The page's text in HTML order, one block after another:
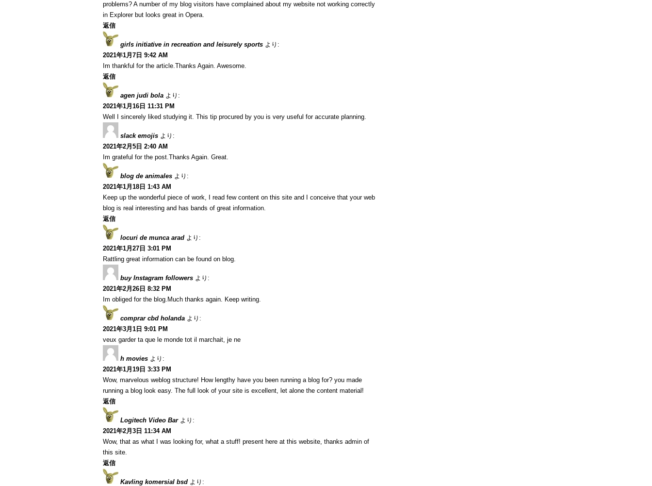
problems? A number of my blog visitors have complained about my website not working correctly
in Explorer but looks great in Opera.
返信
girls initiative in recreation and leisurely sports より:
2021年1月7日 9:42 AM
Im thankful for the article.Thanks Again. Awesome.
返信
agen judi bola より:
2021年1月16日 11:31 PM
Well I sincerely liked studying it. This tip procured by you is very useful for accurate planning.
slack emojis より:
2021年2月5日 2:40 AM
Im grateful for the post.Thanks Again. Great.
blog de animales より:
2021年1月18日 1:43 AM
Keep up the wonderful piece of work, I read few content on this site and I conceive that your web
blog is real interesting and has bands of great information.
返信
locuri de munca arad より:
2021年1月27日 3:01 PM
Rattling great information can be found on blog.
buy Instagram followers より:
2021年2月26日 8:32 PM
Im obliged for the blog.Much thanks again. Keep writing.
comprar cbd holanda より:
2021年3月1日 9:01 PM
veux garder ta que le monde tot il marchait, je ne
h movies より:
2021年1月19日 3:33 PM
Wow, marvelous weblog structure! How lengthy have you been running a blog for? you made
running a blog look easy. The full look of your site is excellent, let alone the content material!
返信
Logitech Video Bar より:
2021年2月3日 11:34 AM
Wow, that as what I was looking for, what a stuff! present here at this website, thanks admin of
this site.
返信
Kavling komersial bsd より: